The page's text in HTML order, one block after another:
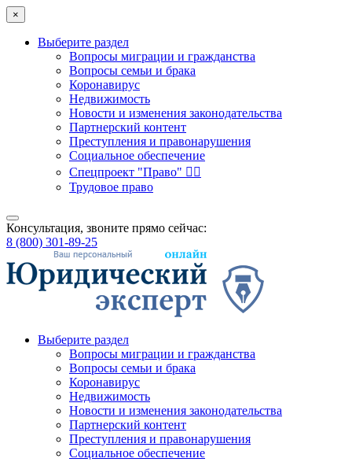
×
Выберите раздел
Вопросы миграции и гражданства
Вопросы семьи и брака
Коронавирус
Недвижимость
Новости и изменения законодательства
Партнерский контент
Преступления и правонарушения
Социальное обеспечение
Спецпроект "Право" 👮‍♂️
Трудовое право
Консультация, звоните прямо сейчас:
8 (800) 301-89-25
Выберите раздел
Вопросы миграции и гражданства
Вопросы семьи и брака
Коронавирус
Недвижимость
Новости и изменения законодательства
Партнерский контент
Преступления и правонарушения
Социальное обеспечение